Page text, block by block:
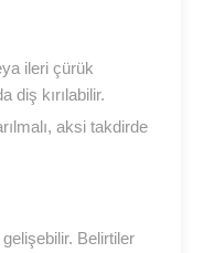
ileri çürük
diş kırılabilir.
aksi takdirde
Belirtiler